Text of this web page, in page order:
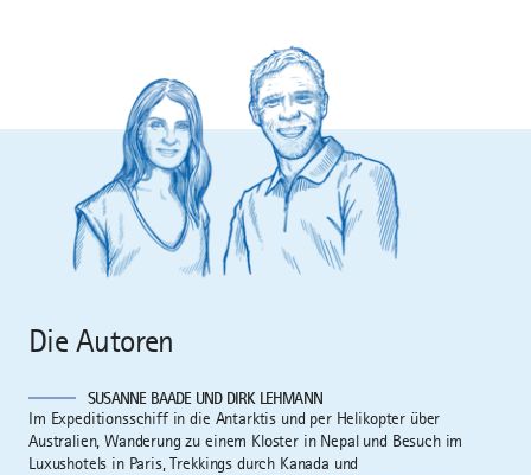
Die Autoren
SUSANNE BAADE UND DIRK LEHMANN
Im Expeditionsschiff in die Antarktis und per Helikopter über
Australien, Wanderung zu einem Kloster in Nepal und Besuch im
Luxushotels in Paris, Trekkings durch Kanada und